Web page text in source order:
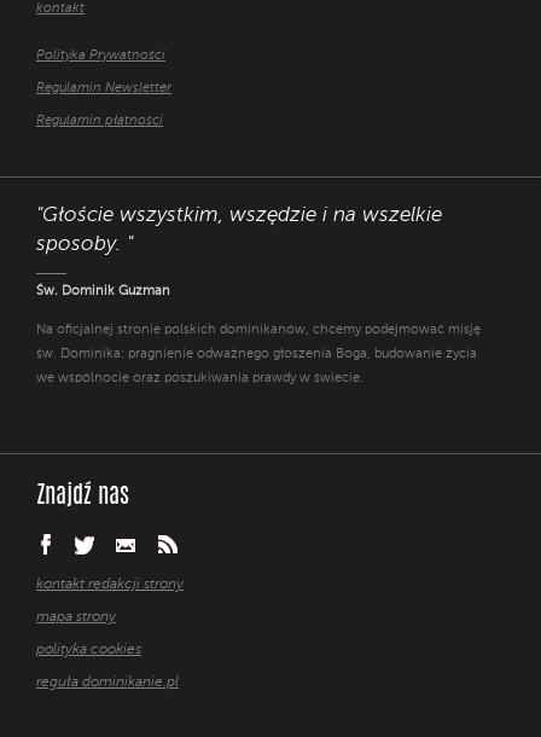
kontakt
Polityka Prywatności
Regulamin Newsletter
Regulamin płatności
"Głoście wszystkim, wszędzie i na wszelkie
sposoby. "
Św. Dominik Guzman
Na oficjalnej stronie polskich dominikanów, chcemy podejmować misję
św. Dominika: pragnienie odważnego głoszenia Boga, budowanie życia
we wspólnocie oraz poszukiwania prawdy w świecie.
Znajdź nas
kontakt redakcji strony
mapa strony
polityka cookies
reguła dominikanie.pl